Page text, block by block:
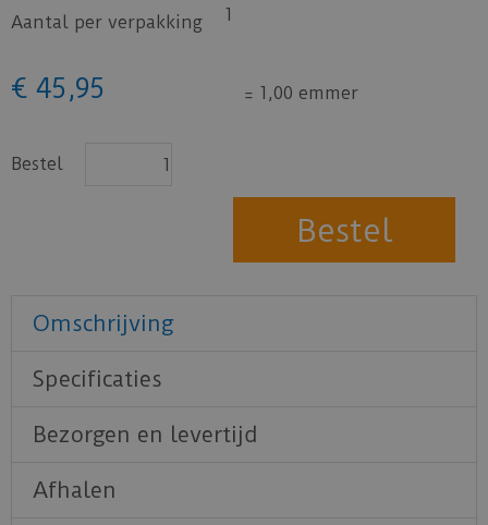
Aantal per verpakking 1
€ 45 ,95 = 1,00 emmer
Bestel
Omschrijving
Specificaties
Bezorgen en levertijd
Afhalen